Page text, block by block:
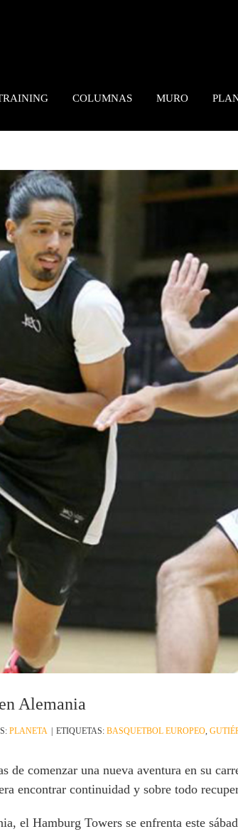
COLUMNAS MURO
Alemania
PLANETA ETIQUETAS: BASQUETBOL EUROPEO,
de comenzar una nueva aventura en su
encontrar continuidad y sobre todo
el Hamburg Towers se enfrenta este